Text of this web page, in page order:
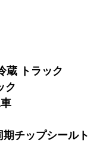
蔵 トラック
ク
チップシールト